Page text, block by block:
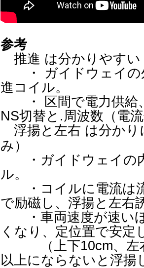
参考
推進 は分かりやすい
・ ガイドウェイの
進コイル。
・ 区間で電力供給
NS切替と.周波数（電
浮揚と左右 は分かり
み）
・ガイドウェイの
ル。
・コイルに電流は
で励磁し、浮揚と左右
・車両速度が速い
くなり、定位置で安定
（上下10cm、左右
以上にならないと浮揚